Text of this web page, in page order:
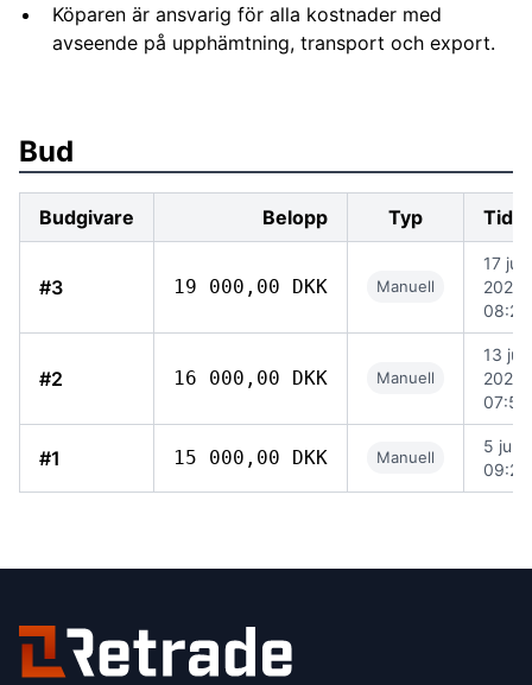
Köparen är ansvarig för alla kostnader med
avseende på upphämtning, transport och export.
Bud
Budgivare Belopp Typ
#3 19 000,00 DKK Manuell
17 juli
2026
08:20
#2 16 000,00 DKK Manuell
13 juli
2026
07:55
#1 15 000,00 DKK Manuell
5 juli
09:27